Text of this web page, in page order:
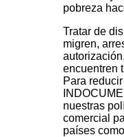
pobreza
Tratar de
migren,
encuentren
Para
nuestras
comercial
países